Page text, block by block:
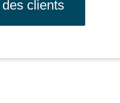
clients